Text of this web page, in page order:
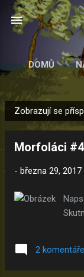
DOMŮ
P
Zobrazují se
Morfoláci
- března 29, 2017
2 komentáře